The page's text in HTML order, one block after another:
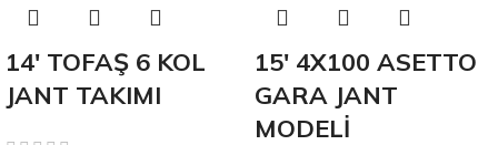
14′ TOFAŞ 6 KOL
JANT TAKIMI
15′ 4X100 ASETTO
GARA JANT
MODELİ